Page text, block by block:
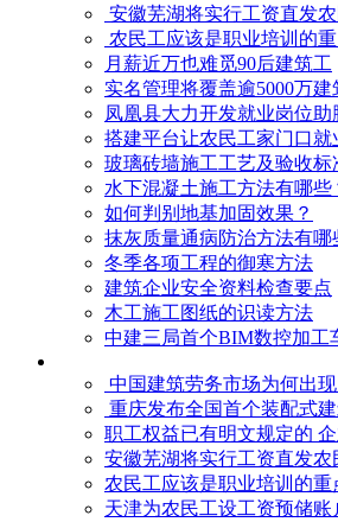
安徽芜湖将实行工资直发
农民工应该是职业培训的
月薪近万也难觅90后建筑工
实名管理将覆盖逾5000万建
凤凰县大力开发就业岗位助
搭建平台让农民工家门口就
玻璃砖墙施工工艺及验收标
水下混凝土施工方法有哪些
如何判别地基加固效果？
抹灰质量通病防治方法有哪
冬季各项工程的御寒​方法
建筑企业安全资料检查要点
木工施工图纸的识读方法
中建三局首个BIM数控加工
中国建筑劳务市场为何出现
重庆发布全国首个装配式
职工权益已有明文规定的
安徽芜湖将实行工资直发
农民工应该是职业培训的重
天津为农民工设工资预储账